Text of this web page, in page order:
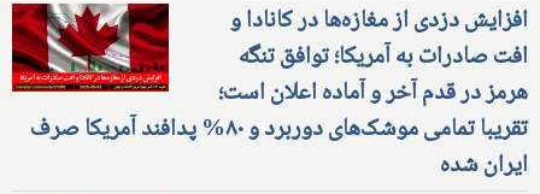
افزایش دزدی از مغازه‌ها در کانادا و
افت صادرات به آمریکا؛ توافق تنگه
هرمز در قدم آخر و آماده اعلان است؛
تقریبا تمامی موشک‌های دوربرد و ۸۰% پدافند آمریکا صرف
ایران شده